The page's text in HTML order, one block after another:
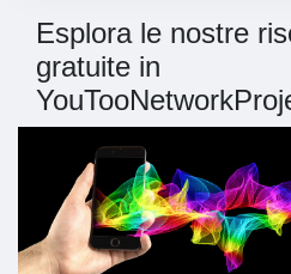
Esplora le nostre
gratuite in